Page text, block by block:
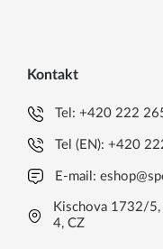
Kontakt
Tel:+420 222
Tel (EN):+420
E-mail:
Kischova 1732/5,
4, CZ